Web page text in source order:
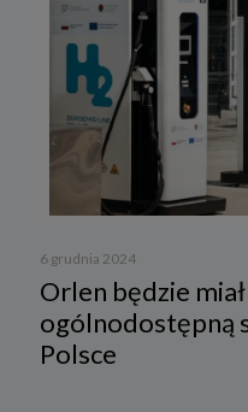
6 grudnia 2024
Orlen będzie
ogólnodostępną
Polsce